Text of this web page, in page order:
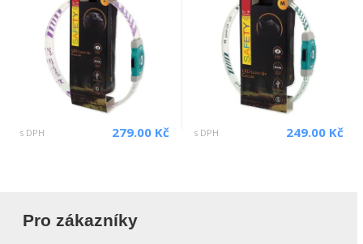
s DPH 279.00 Kč s DPH 249.00 Kč
Pro zákazníky